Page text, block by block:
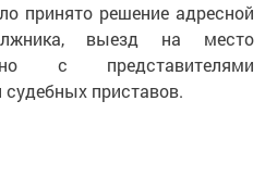
принято решение адресной
выезд на место
с представителями
приставов.